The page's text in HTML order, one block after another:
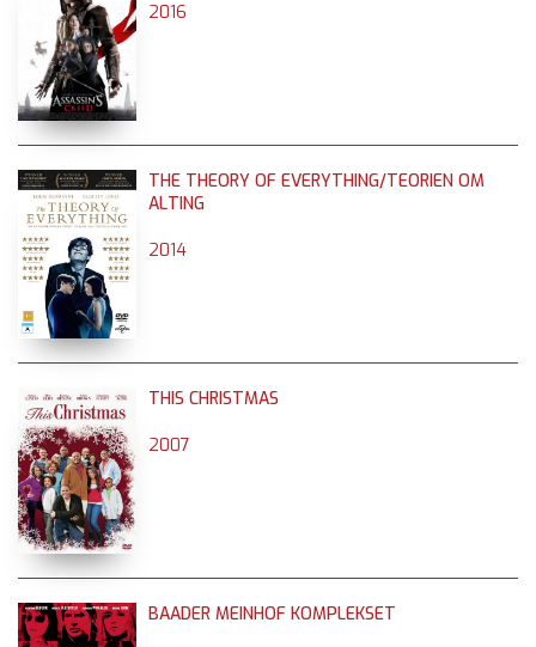
2016
THE THEORY OF EVERYTHING/TEORIEN OM
ALTING
2014
THIS CHRISTMAS
2007
BAADER MEINHOF KOMPLEKSET